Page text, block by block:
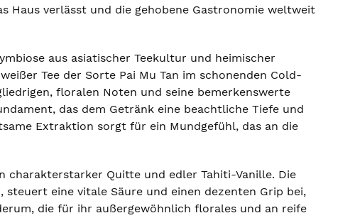
Haus verlässt und die gehobene Gastronomie weltweit
aus asiatischer Teekultur und heimischer
Tee der Sorte Pai Mu Tan im schonenden Cold-
floralen Noten und seine bemerkenswerte
das dem Getränk eine beachtliche Tiefe und
Extraktion sorgt für ein Mundgefühl, das an die
charakterstarker Quitte und edler Tahiti-Vanille. Die
eine vitale Säure und einen dezenten Grip bei,
die für ihr außergewöhnlich florales und an reife